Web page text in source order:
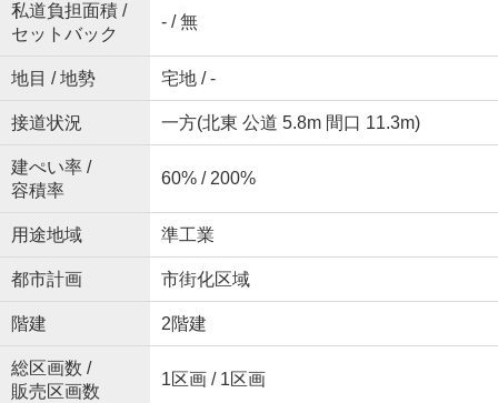
私道負担面積 /
セットバック
- / 無
地目 / 地勢 宅地 / -
接道状況 一方(北東 公道 5.8m 間口 11.3m)
建ぺい率 /
容積率
60% / 200%
用途地域 準工業
都市計画 市街化区域
階建 2階建
総区画数 /
販売区画数
1区画 / 1区画